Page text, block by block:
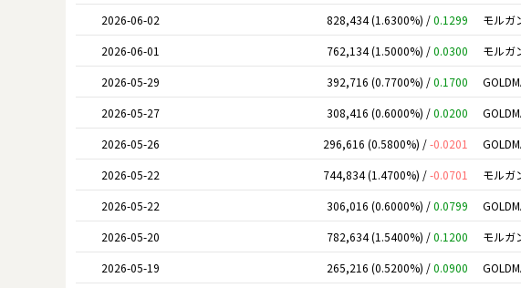
2026-06-02
828,434 (1.6300%) /0.1299 モルガ
2026-06-01
762,134 (1.5000%) /0.0300 モルガ
2026-05-29
392,716 (0.7700%) /0.1700
2026-05-27
308,416 (0.6000%) /0.0200
2026-05-26
296,616 (0.5800%) /-0.0201
2026-05-22
744,834 (1.4700%) /-0.0701 モルガ
2026-05-22
306,016 (0.6000%) /0.0799
2026-05-20
782,634 (1.5400%) /0.1200 モルガ
2026-05-19
265,216 (0.5200%) /0.0900